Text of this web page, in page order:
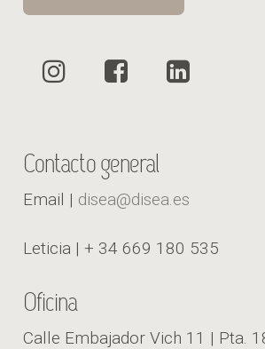
Contacto general
Email | disea@disea.es
Leticia | + 34 669 180 535
Oficina
Calle Embajador Vich 11 | Pta.